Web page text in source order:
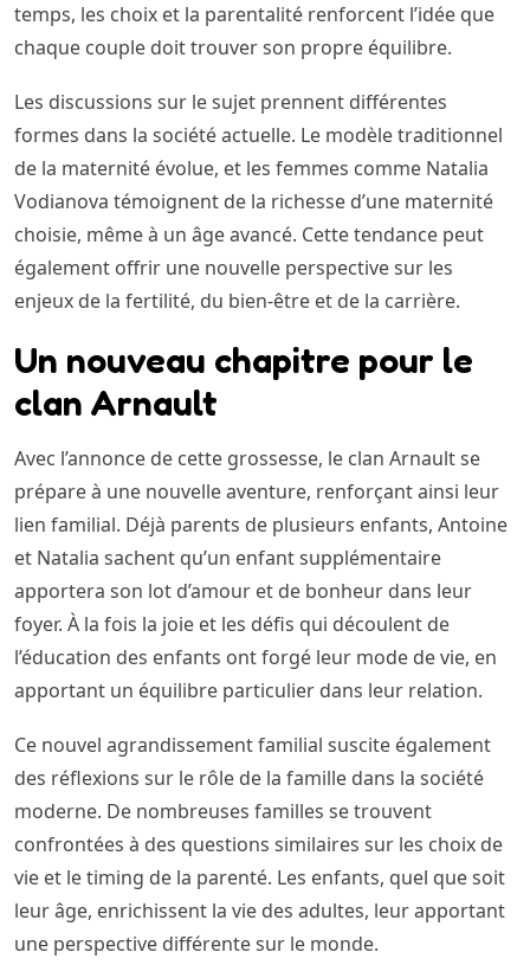
temps, les choix et la parentalité renforcent l’idée que
chaque couple doit trouver son propre équilibre.
Les discussions sur le sujet prennent différentes
formes dans la société actuelle. Le modèle traditionnel
de la maternité évolue, et les femmes comme Natalia
Vodianova témoignent de la richesse d’une maternité
choisie, même à un âge avancé. Cette tendance peut
également offrir une nouvelle perspective sur les
enjeux de la fertilité, du bien-être et de la carrière.
Un nouveau chapitre pour le
clan Arnault
Avec l’annonce de cette grossesse, le clan Arnault se
prépare à une nouvelle aventure, renforçant ainsi leur
lien familial. Déjà parents de plusieurs enfants, Antoine
et Natalia sachent qu’un enfant supplémentaire
apportera son lot d’amour et de bonheur dans leur
foyer. À la fois la joie et les défis qui découlent de
l’éducation des enfants ont forgé leur mode de vie, en
apportant un équilibre particulier dans leur relation.
Ce nouvel agrandissement familial suscite également
des réflexions sur le rôle de la famille dans la société
moderne. De nombreuses familles se trouvent
confrontées à des questions similaires sur les choix de
vie et le timing de la parenté. Les enfants, quel que soit
leur âge, enrichissent la vie des adultes, leur apportant
une perspective différente sur le monde.